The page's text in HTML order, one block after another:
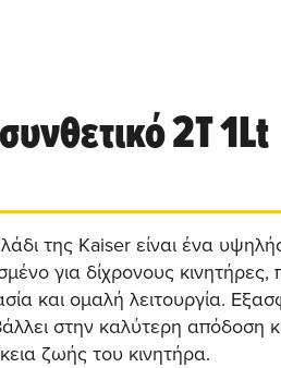
2T 1Lt
της Kaiser είναι ένα
για δίχρονους
και ομαλή λειτουργία.
στην καλύτερη απόδοση
ζωής του κινητήρα.